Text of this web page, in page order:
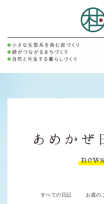
すべての日記 お庭の